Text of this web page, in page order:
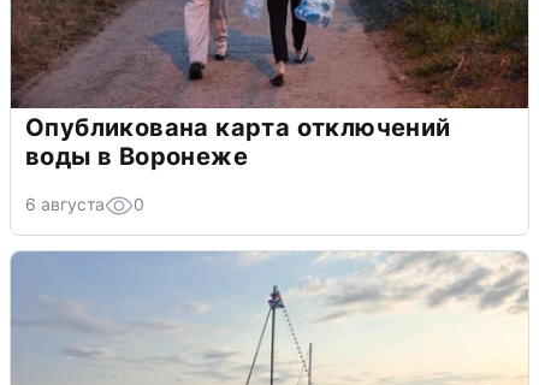
Опубликована карта отключений
воды в Воронеже
6 августа 0